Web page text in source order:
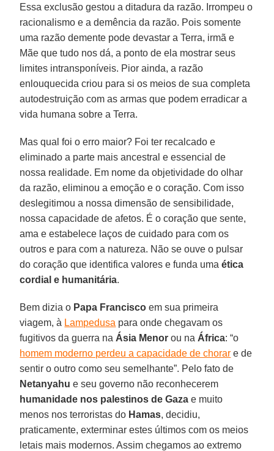
Essa exclusão gestou a ditadura da razão. Irrompeu o
racionalismo e a demência da razão. Pois somente
uma razão demente pode devastar a Terra, irmã e
Mãe que tudo nos dá, a ponto de ela mostrar seus
limites intransponíveis. Pior ainda, a razão
enlouquecida criou para si os meios de sua completa
autodestruição com as armas que podem erradicar a
vida humana sobre a Terra.
Mas qual foi o erro maior? Foi ter recalcado e
eliminado a parte mais ancestral e essencial de
nossa realidade. Em nome da objetividade do olhar
da razão, eliminou a emoção e o coração. Com isso
deslegitimou a nossa dimensão de sensibilidade,
nossa capacidade de afetos. É o coração que sente,
ama e estabelece laços de cuidado para com os
outros e para com a natureza. Não se ouve o pulsar
do coração que identifica valores e funda umaética
cordial e humanitária.
Bem dizia o Papa Francisco em sua primeira
viagem, à Lampedusa para onde chegavam os
fugitivos da guerra na Ásia Menor ou na África: “o
homem moderno perdeu a capacidade de chorar e de
sentir o outro como seu semelhante”. Pelo fato de
Netanyahu e seu governo não reconhecerem
humanidade nos palestinos de Gaza e muito
menos nos terroristas do Hamas, decidiu,
praticamente, exterminar estes últimos com os meios
letais mais modernos. Assim chegamos ao extremo